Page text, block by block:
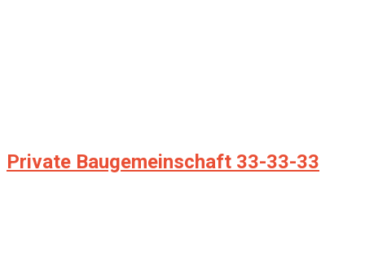
Private Baugemeinschaft 33-33-33